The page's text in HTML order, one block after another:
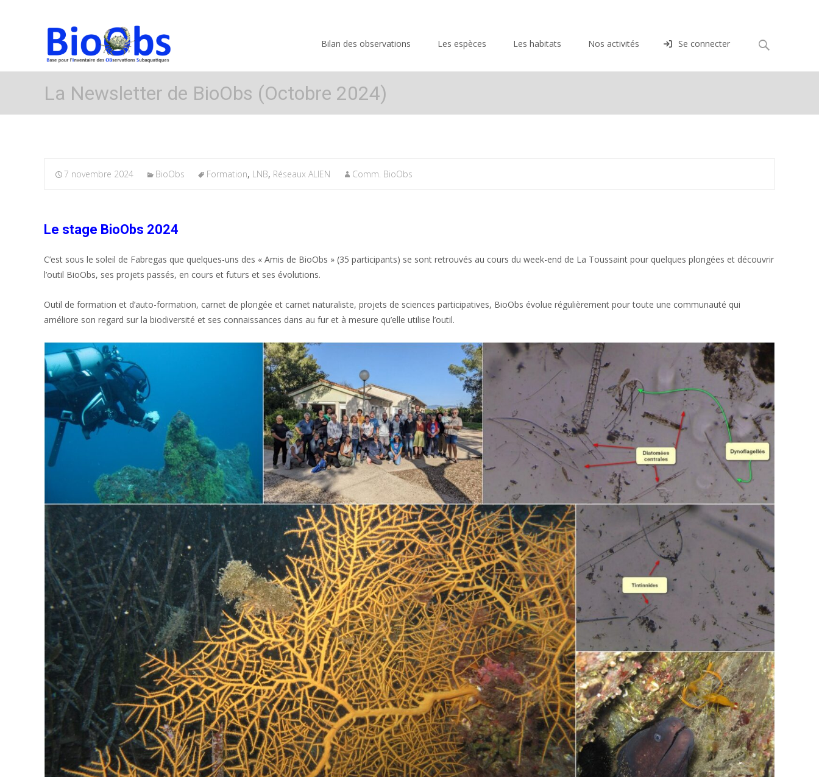
Bilan des observations Les espèces Les habitats Nos activités Se connecter Rechercher :
La Newsletter de BioObs (Octobre 2024)
7 novembre 2024 BioObs Formation, LNB, Réseaux ALIEN Comm. BioObs
Le stage BioObs 2024
C’est sous le soleil de Fabregas que quelques-uns des « Amis de BioObs » (35 participants) se sont retrouvés au cours du week-end de La Toussaint pour quelques plongées et découvrir
l’outil BioObs, ses projets passés, en cours et futurs et ses évolutions.
Outil de formation et d’auto-formation, carnet de plongée et carnet naturaliste, projets de sciences participatives, BioObs évolue régulièrement pour toute une communauté qui
améliore son regard sur la biodiversité et ses connaissances dans au fur et à mesure qu’elle utilise l’outil.